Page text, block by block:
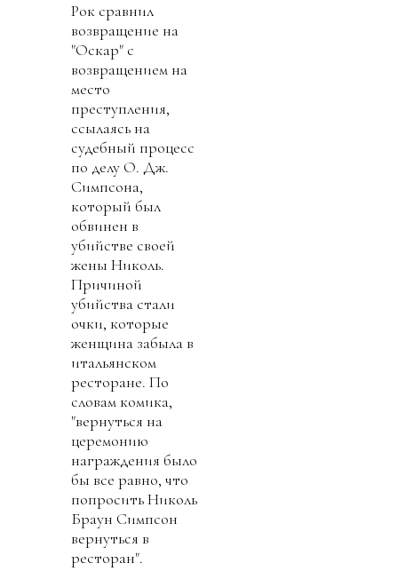
Рок сравнил
возвращение на
"Оскар" с
возвращением на
место
преступления,
ссылаясь на
судебный процесс
по делу О. Дж.
Симпсона,
который был
обвинен в
убийстве своей
жены Николь.
Причиной
убийства стали
очки, которые
женщина забыла в
итальянском
ресторане. По
словам комика,
"вернуться на
церемонию
награждения было
бы все равно, что
попросить Николь
Браун Симпсон
вернуться в
ресторан".